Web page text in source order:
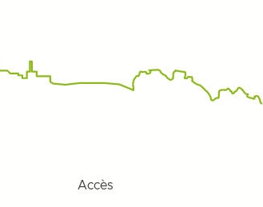
Accès